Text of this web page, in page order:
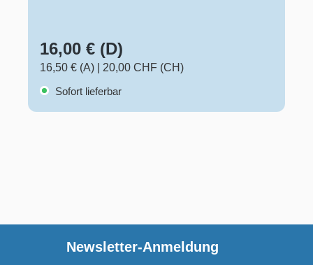
16,00 € (D)
16,50 € (A)
20,00 CHF (CH)
Sofort lieferbar
Newsletter-Anmeldung